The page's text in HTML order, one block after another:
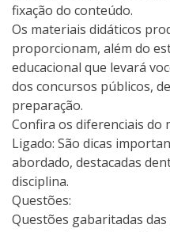
fixação do conteúdo.
Os materiais didáticos
proporcionam, além do
educacional que levará
dos concursos públicos,
preparação.
Confira os diferenciais do
Ligado: São dicas
abordado, destacadas
disciplina.
Questões:
Questões gabaritadas